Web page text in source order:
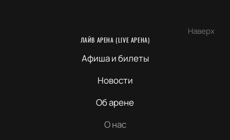
Наверх
ЛАЙВ АРЕНА (LIVE АРЕНА)
Афиша и билеты
Новости
Об арене
О нас